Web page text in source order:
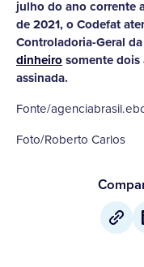
julho do ano corrente
de 2021, o Codefat
Controladoria-Geral
dinheirosomente
assinada.
Fonte/
Foto/Roberto Carlos